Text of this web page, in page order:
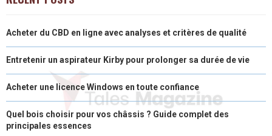
Acheter du CBD en ligne avec analyses et critères de qualité
Entretenir un aspirateur Kirby pour prolonger sa durée de vie
Acheter une licence Windows en toute confiance
Quel bois choisir pour vos châssis ? Guide complet des
principales essences